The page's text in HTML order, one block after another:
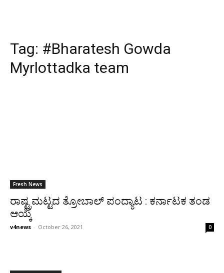
Tag: #Bharatesh Gowda
Myrlottadka team
Fresh News
ರಾಷ್ಟ್ರಮಟ್ಟದ ತ್ರೋಬಾಲ್ ಪಂದ್ಯಾಟ : ಕರ್ನಾಟಕ ತಂಡ
ಆಯ್ಕೆ
v4news - October 26, 2021 0